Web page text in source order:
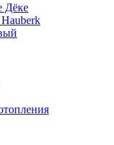
Дёке